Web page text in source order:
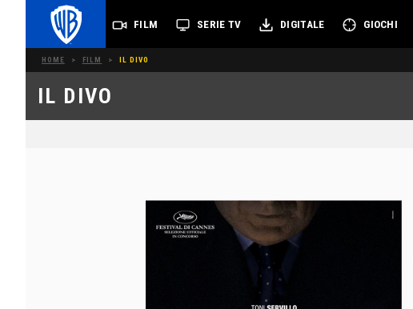
FILM SERIE TV DIGITALE GIOCHI
HOME > FILM > IL DIVO
IL DIVO